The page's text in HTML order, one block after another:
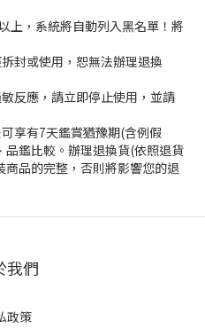
上，系統將自動列入黑名單！將
封或使用，恕無法辦理退換
反應，請立即停止使用，並請
享有7天鑑賞猶豫期(含例假
品鑑比較。辦理退換貨(依照退貨
品的完整，否則將影響您的退
我們
政策